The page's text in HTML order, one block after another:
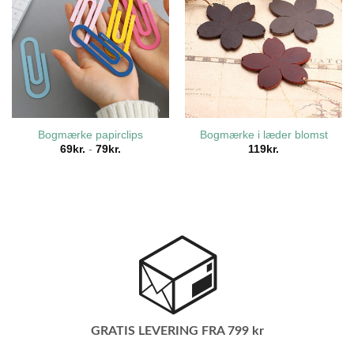
Bogmærke papirclips
69 kr. - 79 kr.
Bogmærke i læder blomst
119 kr.
GRATIS LEVERING FRA 799 kr